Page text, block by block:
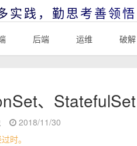
实践，勤思考善领悟
后端 运维 破解
、StatefulSet
2018/11/30
时。